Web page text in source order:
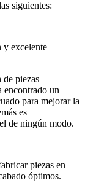
siguientes:
y excelente
piezas
encontrado un
para mejorar la
es
de ningún modo.
piezas en
óptimos.